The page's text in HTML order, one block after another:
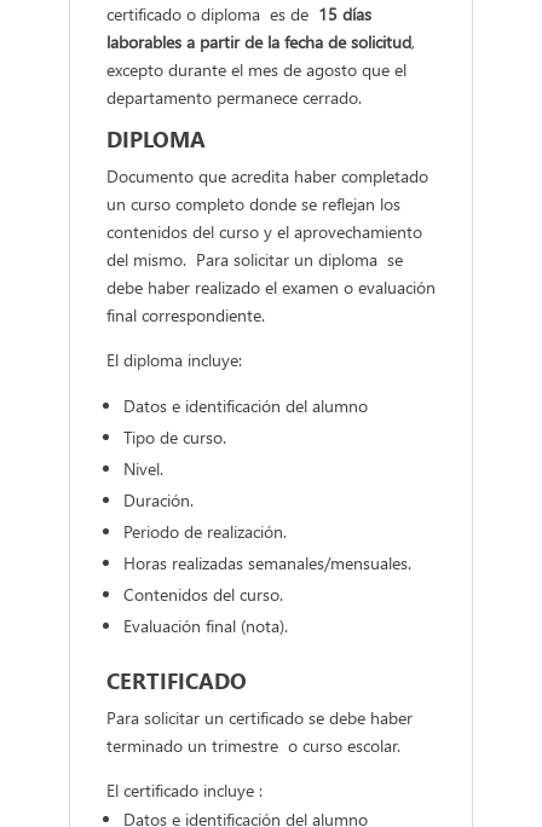
certificado o diploma es de 15 días
laborables a partir de la fecha de solicitud,
excepto durante el mes de agosto que el
departamento permanece cerrado.
DIPLOMA
Documento que acredita haber completado
un curso completo donde se reflejan los
contenidos del curso y el aprovechamiento
del mismo. Para solicitar un diploma se
debe haber realizado el examen o evaluación
final correspondiente.
El diploma incluye:
Datos e identificación del alumno
Tipo de curso.
Nivel.
Duración.
Periodo de realización.
Horas realizadas semanales/mensuales.
Contenidos del curso.
Evaluación final (nota).
CERTIFICADO
Para solicitar un certificado se debe haber
terminado un trimestre o curso escolar.
El certificado incluye :
Datos e identificación del alumno